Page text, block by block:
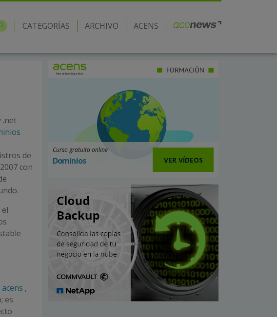
CATEGORÍAS ARCHIVO ACENS
.net
de
con
acens ,
es
Curso gratuito online
Dominios VER VÍDEOS